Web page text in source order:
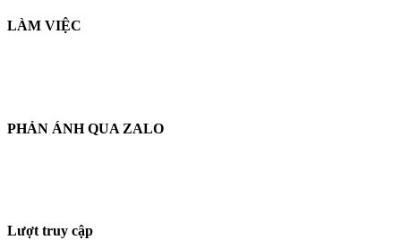
LÀM VIỆC
PHẢN ÁNH QUA ZALO
Lượt truy cập